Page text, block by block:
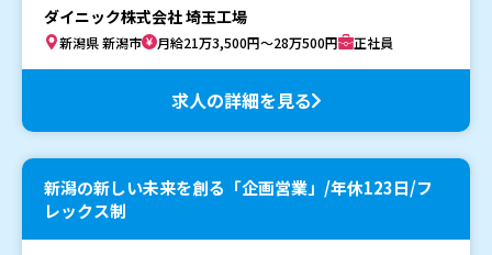
ダイニック株式会社 埼玉工場
新潟県 新潟市 月給21万3,500円～28万500円 正社員
求人の詳細を見る
新潟の新しい未来を創る「企画営業」/年休123日/フ
レックス制